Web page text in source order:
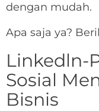
dengan mudah.
Apa saja ya?
Linkedln-
Sosial
Bisnis